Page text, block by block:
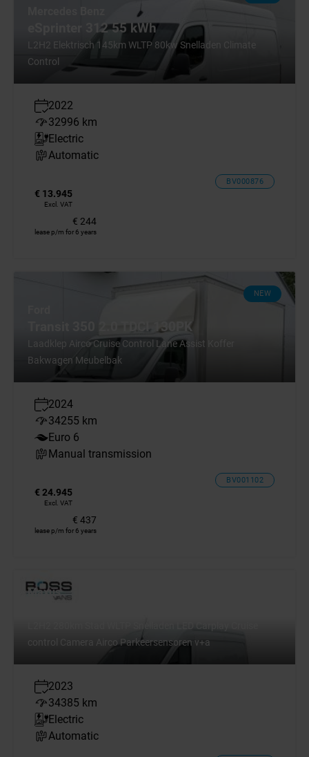
eSprinter 312 55 kWh
L2H2 Elektrisch 145km WLTP 80kw Snelladen Climate
Control
2022
32996 km
Electric
Automatic
BV000876
€ 13.945
Excl. VAT
€ 244
lease p/m for 6 years
NEW
Transit 350 2.0 TDCI 130PK
Laadklep Airco Cruise Control Lane Assist Koffer
Bakwagen Meubelbak
2024
34255 km
Euro 6
Manual transmission
BV001102
€ 24.945
Excl. VAT
€ 437
lease p/m for 6 years
Maxus
control Camera Airco Parkeersensoren v+a
2023
34385 km
Electric
Automatic